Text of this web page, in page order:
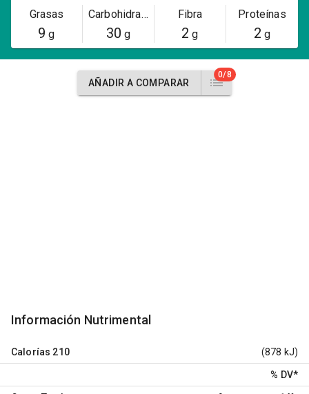
Grasas
9 g
Carbohidratos
30 g
Fibra
2 g
Proteínas
2 g
AÑADIR A COMPARAR
0/8
Información Nutrimental
Calorías 210 (878 kJ)
% DV*